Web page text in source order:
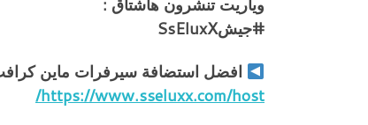
#جيشSsEluxX
افضل استضافة سيرفرات ماين
https://www.sseluxx.com/host/